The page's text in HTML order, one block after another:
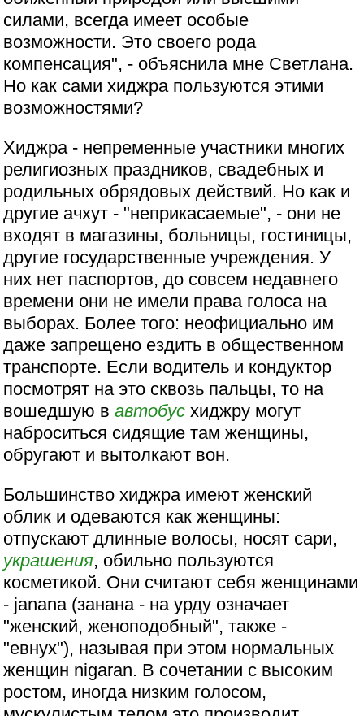
силами, всегда имеет особые
возможности. Это своего рода
компенсация", - объяснила мне Светлана.
Но как сами хиджра пользуются этими
возможностями?
Хиджра - непременные участники многих
религиозных праздников, свадебных и
родильных обрядовых действий. Но как и
другие ачхут - "неприкасаемые", - они не
входят в магазины, больницы, гостиницы,
другие государственные учреждения. У
них нет паспортов, до совсем недавнего
времени они не имели права голоса на
выборах. Более того: неофициально им
даже запрещено ездить в общественном
транспорте. Если водитель и кондуктор
посмотрят на это сквозь пальцы, то на
вошедшую вавтобус хиджру могут
наброситься сидящие там женщины,
обругают и вытолкают вон.
Большинство хиджра имеют женский
облик и одеваются как женщины:
отпускают длинные волосы, носят сари,
украшения, обильно пользуются
косметикой. Они считают себя женщинами
- janana (занана - на урду означает
"женский, женоподобный", также -
"евнух"), называя при этом нормальных
женщин nigaran. В сочетании с высоким
ростом, иногда низким голосом,